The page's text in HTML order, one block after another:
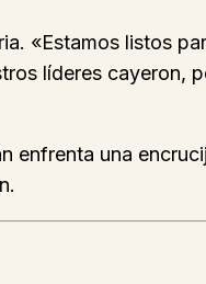
«Estamos listos
líderes cayeron,
enfrenta una